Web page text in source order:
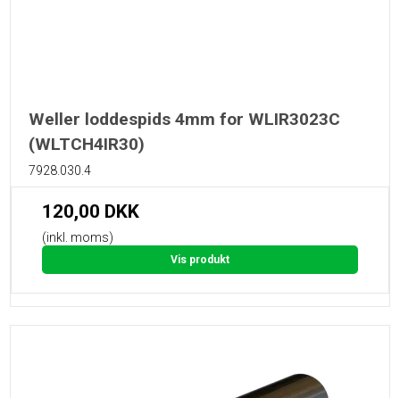
Weller loddespids 4mm for WLIR3023C
(WLTCH4IR30)
7928.030.4
120,00 DKK
(inkl. moms)
Vis produkt